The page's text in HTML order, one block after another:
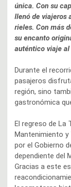
única. Con su
llenó de viajeros
rieles. Con más
su encanto
auténtico viaje al
Durante el
pasajeros
región, sino
gastronómica
El regreso de La
Mantenimiento y
por el Gobierno
dependiente del
Gracias a este